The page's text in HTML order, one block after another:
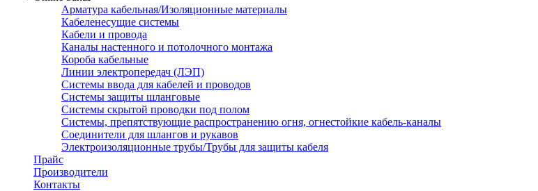
Арматура кабельная/Изоляционные материалы
Кабеленесущие системы
Кабели и провода
Каналы настенного и потолочного монтажа
Короба кабельные
Линии электропередач (ЛЭП)
Системы ввода для кабелей и проводов
Системы защиты шланговые
Системы скрытой проводки под полом
Системы, препятствующие распространению огня, огнестойкие кабель-каналы
Соединители для шлангов и рукавов
Электроизоляционные трубы/Трубы для защиты кабеля
Прайс
Производители
Контакты